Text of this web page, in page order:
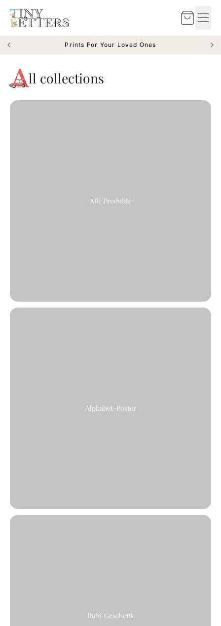
Warenkorb
Prints For Your Loved Ones
A
ll collections
Alle Produkte
Alphabet-Poster
Baby Geschenk